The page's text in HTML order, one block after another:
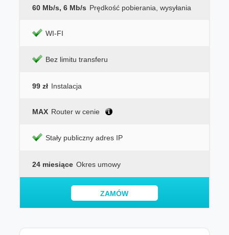
60 Mb/s, 6 Mb/s Prędkość pobierania, wysyłania
WI-FI
Bez limitu transferu
99 zł Instalacja
MAX Router w cenie
Stały publiczny adres IP
24 miesiące Okres umowy
ZAMÓW